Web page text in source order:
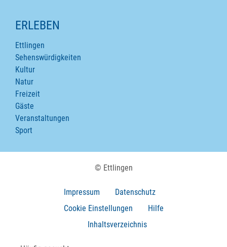
ERLEBEN
Ettlingen
Sehenswürdigkeiten
Kultur
Natur
Freizeit
Gäste
Veranstaltungen
Sport
© Ettlingen
Impressum
Datenschutz
Cookie Einstellungen
Hilfe
Inhaltsverzeichnis